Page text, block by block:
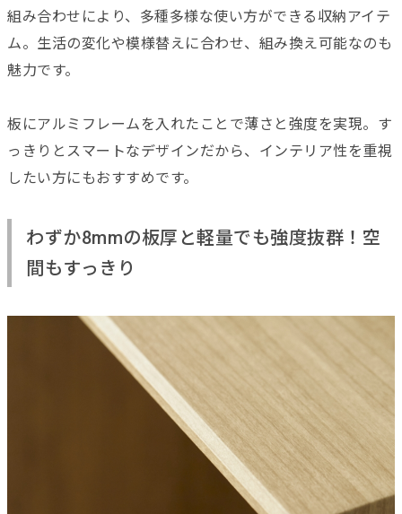
組み合わせにより、多種多様な使い方ができる収納アイテ
ム。生活の変化や模様替えに合わせ、組み換え可能なのも
魅力です。
板にアルミフレームを入れたことで薄さと強度を実現。す
っきりとスマートなデザインだから、インテリア性を重視
したい方にもおすすめです。
わずか8mmの板厚と軽量でも強度抜群！空
間もすっきり